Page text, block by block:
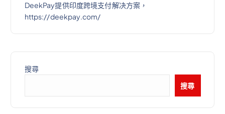
DeekPay提供印度跨境支付解决方案，
https://deekpay.com/
搜尋
搜尋